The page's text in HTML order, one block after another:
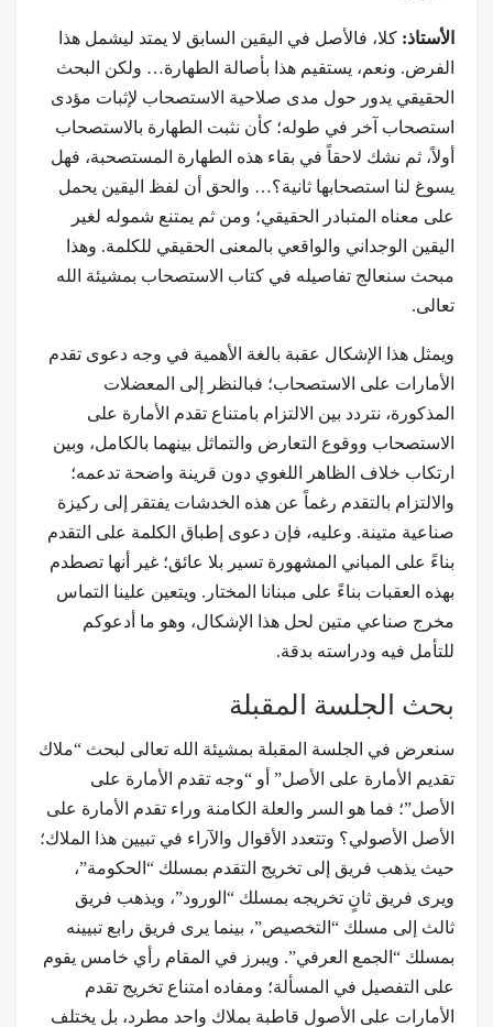
الأستاذ: كلا، فالأصل في اليقين السابق لا يمتد ليشمل هذا
الفرض. ونعم، يستقيم هذا بأصالة الطهارة… ولكن البحث
الحقيقي يدور حول مدى صلاحية الاستصحاب لإثبات مؤدى
استصحاب آخر في طوله؛ كأن نثبت الطهارة بالاستصحاب
أولاً، ثم نشك لاحقاً في بقاء هذه الطهارة المستصحبة، فهل
يسوغ لنا استصحابها ثانية؟… والحق أن لفظ اليقين يحمل
على معناه المتبادر الحقيقي؛ ومن ثم يمتنع شموله لغير
اليقين الوجداني والواقعي بالمعنى الحقيقي للكلمة. وهذا
مبحث سنعالج تفاصيله في كتاب الاستصحاب بمشيئة الله
تعالى.
ويمثل هذا الإشكال عقبة بالغة الأهمية في وجه دعوى تقدم
الأمارات على الاستصحاب؛ فبالنظر إلى المعضلات
المذكورة، نتردد بين الالتزام بامتناع تقدم الأمارة على
الاستصحاب ووقوع التعارض والتماثل بينهما بالكامل، وبين
ارتكاب خلاف الظاهر اللغوي دون قرينة واضحة تدعمه؛
والالتزام بالتقدم رغماً عن هذه الخدشات يفتقر إلى ركيزة
صناعية متينة. وعليه، فإن دعوى إطباق الكلمة على التقدم
بناءً على المباني المشهورة تسير بلا عائق؛ غیر أنها تصطدم
بهذه العقبات بناءً على مبنانا المختار. ويتعين علينا التماس
مخرج صناعي متين لحل هذا الإشكال، وهو ما أدعوكم
للتأمل فيه ودراسته بدقة.
بحث الجلسة المقبلة
سنعرض في الجلسة المقبلة بمشيئة الله تعالى لبحث “ملاك
تقديم الأمارة على الأصل” أو “وجه تقدم الأمارة على
الأصل”؛ فما هو السر والعلة الكامنة وراء تقدم الأمارة على
الأصل الأصولي؟ وتتعدد الأقوال والآراء في تبيين هذا الملاك؛
حيث يذهب فريق إلى تخريج التقدم بمسلك “الحكومة”،
ويرى فريق ثانٍ تخريجه بمسلك “الورود”، ويذهب فريق
ثالث إلى مسلك “التخصيص”، بينما يرى فريق رابع تبيينه
بمسلك “الجمع العرفي”. ويبرز في المقام رأي خامس يقوم
على التفصيل في المسألة؛ ومفاده امتناع تخريج تقدم
الأمارات على الأصول قاطبة بملاك واحد مطرد، بل يختلف